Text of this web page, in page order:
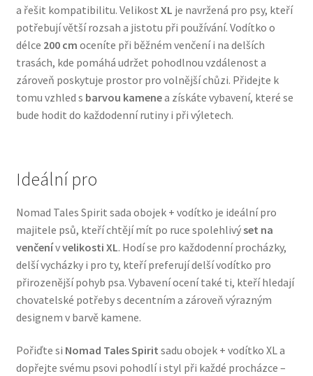
Royal Canin pro psy
Veterinární dieta pro psy
Vodítka a obojky
a řešit kompatibilitu. Velikost XL je navržená pro psy, kteří
potřebují větší rozsah a jistotu při používání. Vodítko o
délce 200 cm oceníte při běžném venčení i na delších
trasách, kde pomáhá udržet pohodlnou vzdálenost a
zároveň poskytuje prostor pro volnější chůzi. Přidejte k
tomu vzhled s barvou kamenea získáte vybavení, které se
bude hodit do každodenní rutiny i při výletech.
Ideální pro
Nomad Tales Spirit sada obojek + vodítko je ideální pro
majitele psů, kteří chtějí mít po ruce spolehlivýset na
venčenívvelikosti XL. Hodí se pro každodenní procházky,
delší vycházky i pro ty, kteří preferují delší vodítko pro
přirozenější pohyb psa. Vybavení ocení také ti, kteří hledají
chovatelské potřeby s decentním a zároveň výrazným
designem v barvě kamene.
Pořiďte si Nomad Tales Spirit sadu obojek + vodítko XL a
dopřejte svému psovi pohodlí i styl při každé procházce –